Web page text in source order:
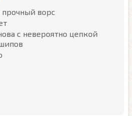
ворс
с невероятно цепкой